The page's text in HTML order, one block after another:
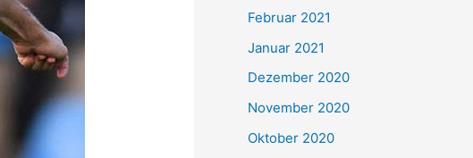
Februar 2021
Januar 2021
Dezember 2020
November 2020
Oktober 2020